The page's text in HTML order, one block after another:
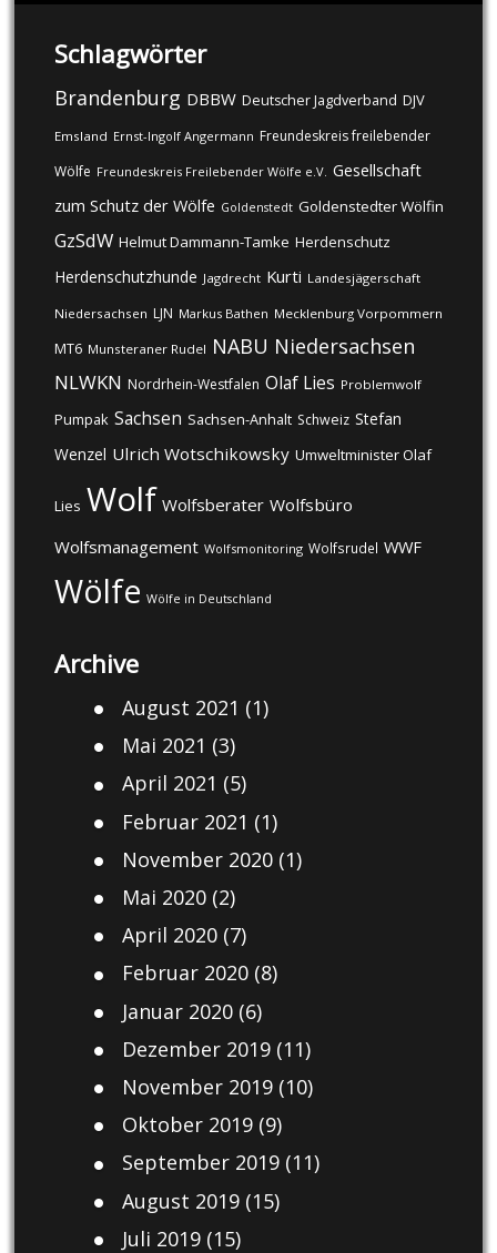
Schlagwörter
Brandenburg DBBW Deutscher Jagdverband DJV
Emsland Ernst-Ingolf Angermann Freundeskreis freilebender
Wölfe Freundeskreis Freilebender Wölfe e.V. Gesellschaft
zum Schutz der Wölfe Goldenstedt Goldenstedter Wölfin
GzSdW Helmut Dammann-Tamke Herdenschutz
Herdenschutzhunde Jagdrecht Kurti Landesjägerschaft
Niedersachsen LJN Markus Bathen Mecklenburg Vorpommern
MT6 Munsteraner Rudel NABU Niedersachsen
NLWKN Nordrhein-Westfalen Olaf Lies Problemwolf
Pumpak Sachsen Sachsen-Anhalt Schweiz Stefan
Wenzel Ulrich Wotschikowsky Umweltminister Olaf
Lies Wolf Wolfsberater Wolfsbüro
Wolfsmanagement Wolfsmonitoring Wolfsrudel WWF
Wölfe Wölfe in Deutschland
Archive
August 2021 (1)
Mai 2021 (3)
April 2021 (5)
Februar 2021 (1)
November 2020(1)
Mai 2020(2)
April 2020(7)
Februar 2020(8)
Januar 2020(6)
Dezember 2019(11)
November 2019(10)
Oktober 2019(9)
September 2019(11)
August 2019(15)
Juli 2019(15)